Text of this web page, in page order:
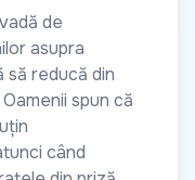
de
asupra
să reducă din
spun că
când